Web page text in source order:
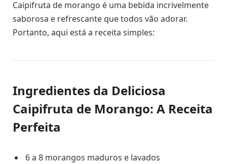
Caipifruta de morango é uma bebida incrivelmente
saborosa e refrescante que todos vão adorar.
Portanto, aqui está a receita simples:
Ingredientes da Deliciosa
Caipifruta de Morango: A Receita
Perfeita
6 a 8 morangos maduros e lavados